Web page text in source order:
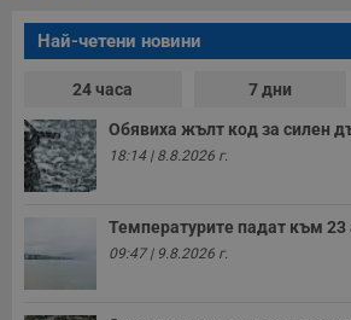
Най-четени новини
24 часа 7 дни
Обявиха жълт код за силен
18:14 | 8.8.2026 г.
Температурите падат към 23
09:47 | 9.8.2026 г.